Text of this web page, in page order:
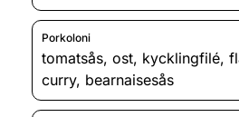
Porkoloni
tomatsås, ost, kycklingfilé,
curry, bearnaisesås